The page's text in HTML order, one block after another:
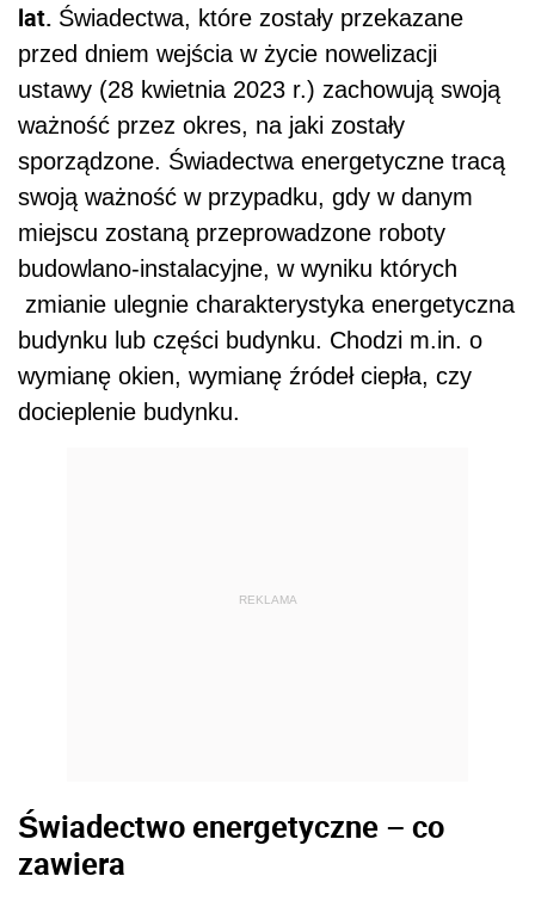
lat. Świadectwa, które zostały przekazane
przed dniem wejścia w życie nowelizacji
ustawy (28 kwietnia 2023 r.) zachowują swoją
ważność przez okres, na jaki zostały
sporządzone. Świadectwa energetyczne tracą
swoją ważność w przypadku, gdy w danym
miejscu zostaną przeprowadzone roboty
budowlano-instalacyjne, w wyniku których
zmianie ulegnie charakterystyka energetyczna
budynku lub części budynku. Chodzi m.in. o
wymianę okien, wymianę źródeł ciepła, czy
docieplenie budynku.
REKLAMA
Świadectwo energetyczne – co
zawiera